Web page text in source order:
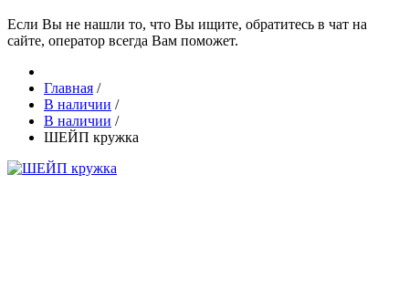
Если Вы не нашли то, что Вы ищите, обратитесь в чат на
сайте, оператор всегда Вам поможет.
Главная /
В наличии /
В наличии /
ШЕЙП кружка